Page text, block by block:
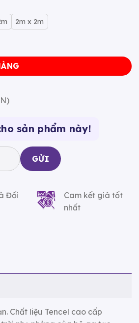
2m x 2m
Da Trời - TCM43 số lượng
sản phẩm này!
Đổi
Cam kết giá tốt
nhất
Chất liệu Tencel cao cấp